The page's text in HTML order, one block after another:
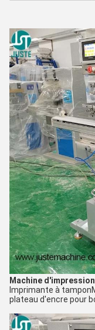
Machine
Imprimante à tampon
plateau d'encre pour